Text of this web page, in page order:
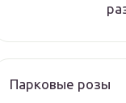
Парковые розы